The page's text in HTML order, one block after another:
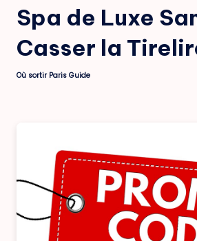
Spa de Luxe
Casser la
Posted
Où sortir Paris Guide